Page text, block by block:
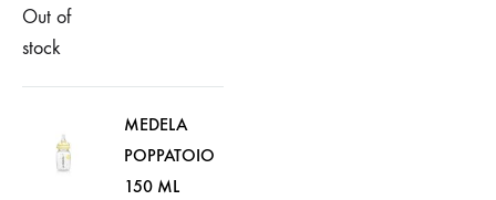
Out of
stock
MEDELA
POPPATOIO
150 ML